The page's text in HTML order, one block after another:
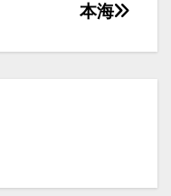
本海